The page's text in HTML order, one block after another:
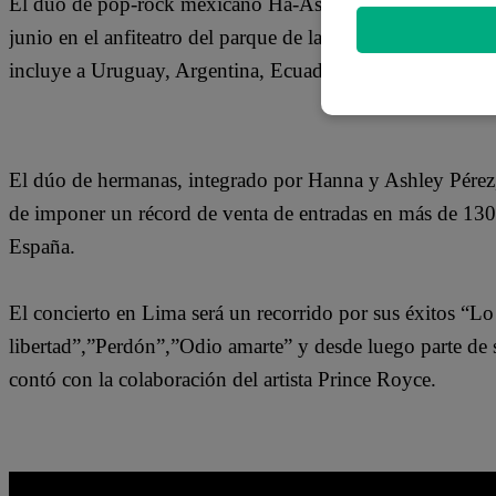
junio en el anfiteatro del parque de la Exposición, en el
incluye a Uruguay, Argentina, Ecuador, Colombia y Chile.​
El dúo de hermanas, integrado por Hanna y Ashley
de imponer un récord de venta de entradas en más de
España.
El concierto en Lima será un recorrido por sus éxitos
libertad”,”Perdón”,”Odio amarte” y desde luego parte
contó con la colaboración del artista Prince Royce.